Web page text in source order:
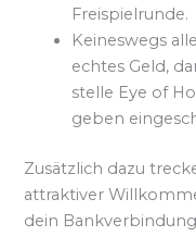
Freispielrunde.
Keineswegs
echtes Geld,
stelle Eye of
geben
Zusätzlich dazu
attraktiver
dein